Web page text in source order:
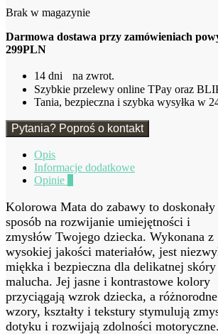
Brak w magazynie
Darmowa dostawa przy zamówieniach
299PLN
14 dni na zwrot.
Szybkie przelewy online TPay oraz
Tania, bezpieczna i szybka wysyłka w
Pytania? Poproś o kontakt
Opis
Informacje dodatkowe
Opinie
Kolorowa Mata do zabawy to doskonały
sposób na rozwijanie umiejętności i
zmysłów Twojego dziecka. Wykonana z
wysokiej jakości materiałów, jest
miękka i bezpieczna dla delikatnej skóry
malucha. Jej jasne i kontrastowe kolory
przyciągają wzrok dziecka, a różnorodne
wzory, kształty i tekstury stymulują
dotyku i rozwijają zdolności motoryczne.